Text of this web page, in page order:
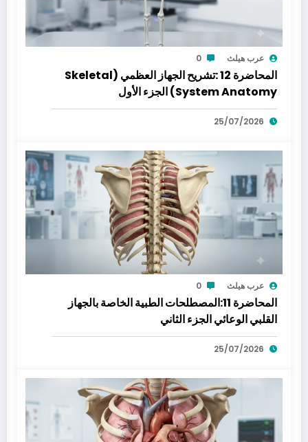
عرب هيلث 0
المحاضرة 12 :تشريح الجهاز العظمي (Skeletal
System Anatomy) الجزء الأول
25/07/2026
عرب هيلث 0
المحاضرة 11:المصطلحات الطبية الخاصة بالجهاز
القلبي الوعائي الجزء الثاني
25/07/2026